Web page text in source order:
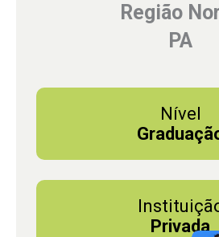
Região
PA
Nível
Privada